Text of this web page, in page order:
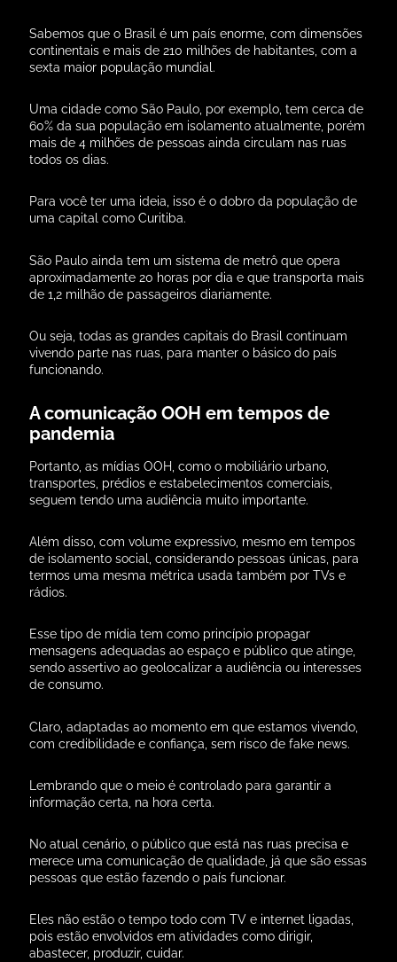
Sabemos que o Brasil é um país enorme, com dimensões
continentais e mais de 210 milhões de habitantes, com a
sexta maior população mundial.
Uma cidade como São Paulo, por exemplo, tem cerca de
60% da sua população em isolamento atualmente, porém
mais de 4 milhões de pessoas ainda circulam nas ruas
todos os dias.
Para você ter uma ideia, isso é o dobro da população de
uma capital como Curitiba.
São Paulo ainda tem um sistema de metrô que opera
aproximadamente 20 horas por dia e que transporta mais
de 1,2 milhão de passageiros diariamente.
Ou seja, todas as grandes capitais do Brasil continuam
vivendo parte nas ruas, para manter o básico do país
funcionando.
A comunicação OOH em tempos de
pandemia
Portanto, as mídias OOH, como o mobiliário urbano,
transportes, prédios e estabelecimentos comerciais,
seguem tendo uma audiência muito importante.
Além disso, com volume expressivo, mesmo em tempos
de isolamento social, considerando pessoas únicas, para
termos uma mesma métrica usada também por TVs e
rádios.
Esse tipo de mídia tem como princípio propagar
mensagens adequadas ao espaço e público que atinge,
sendo assertivo ao geolocalizar a audiência ou interesses
de consumo.
Claro, adaptadas ao momento em que estamos vivendo,
com credibilidade e confiança, sem risco de fake news.
Lembrando que o meio é controlado para garantir a
informação certa, na hora certa.
No atual cenário, o público que está nas ruas precisa e
merece uma comunicação de qualidade, já que são essas
pessoas que estão fazendo o país funcionar.
Eles não estão o tempo todo com TV e internet ligadas,
pois estão envolvidos em atividades como dirigir,
abastecer, produzir, cuidar.